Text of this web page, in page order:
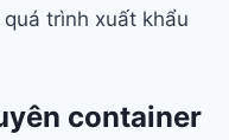
trình xuất khẩu
container